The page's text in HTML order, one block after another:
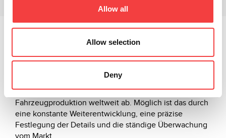
Allow all
Allow selection
Deny
Downloads
verschiedener Automodelle bevölkert, von den
gängigen Marken bis zu den ganz besonderen
Modellen. Das Angebot an Schlüsselrohlingen von
Keyline reicht von den einfachsten bis zu den sehr
komplexen Systemen und deckt die
Fahrzeugproduktion weltweit ab. Möglich ist das durch
eine konstante Weiterentwicklung, eine präzise
Festlegung der Details und die ständige Überwachung